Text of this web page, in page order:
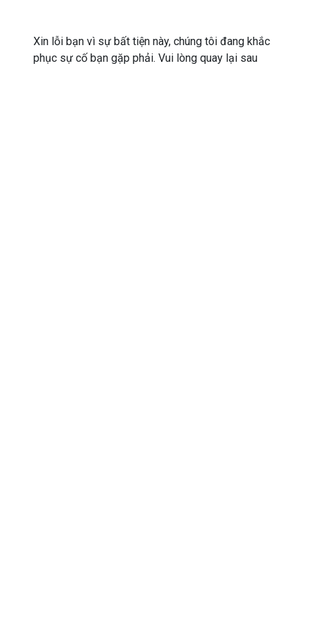
Xin lỗi bạn vì sự bất tiện này, chúng tôi đang khắc
phục sự cố bạn gặp phải. Vui lòng quay lại sau